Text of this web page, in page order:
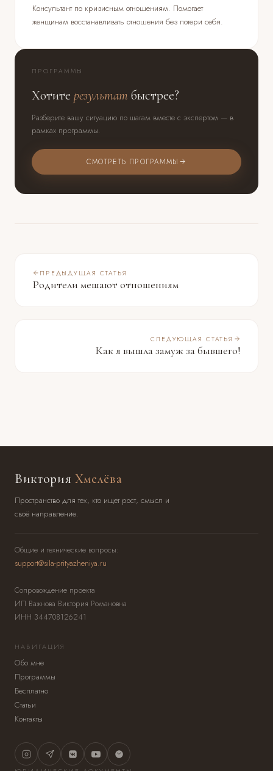
Консультант по кризисным отношениям. Помогает
женщинам восстанавливать отношения без потери себя.
ПРОГРАММЫ
Хотите результат быстрее?
Разберите вашу ситуацию по шагам вместе с экспертом — в
рамках программы.
СМОТРЕТЬ ПРОГРАММЫ
ПРЕДЫДУЩАЯ СТАТЬЯ
Родители мешают отношениям
СЛЕДУЮЩАЯ СТАТЬЯ
Как я вышла замуж за бывшего!
Виктория Хмелёва
Пространство для тех, кто ищет рост, смысл и
своё направление.
Общие и технические вопросы:
support@sila-prityazheniya.ru
Сопровождение проекта
ИП Важнова Виктория Романовна
ИНН 344708126241
НАВИГАЦИЯ
Обо мне
Программы
Бесплатно
Статьи
Контакты